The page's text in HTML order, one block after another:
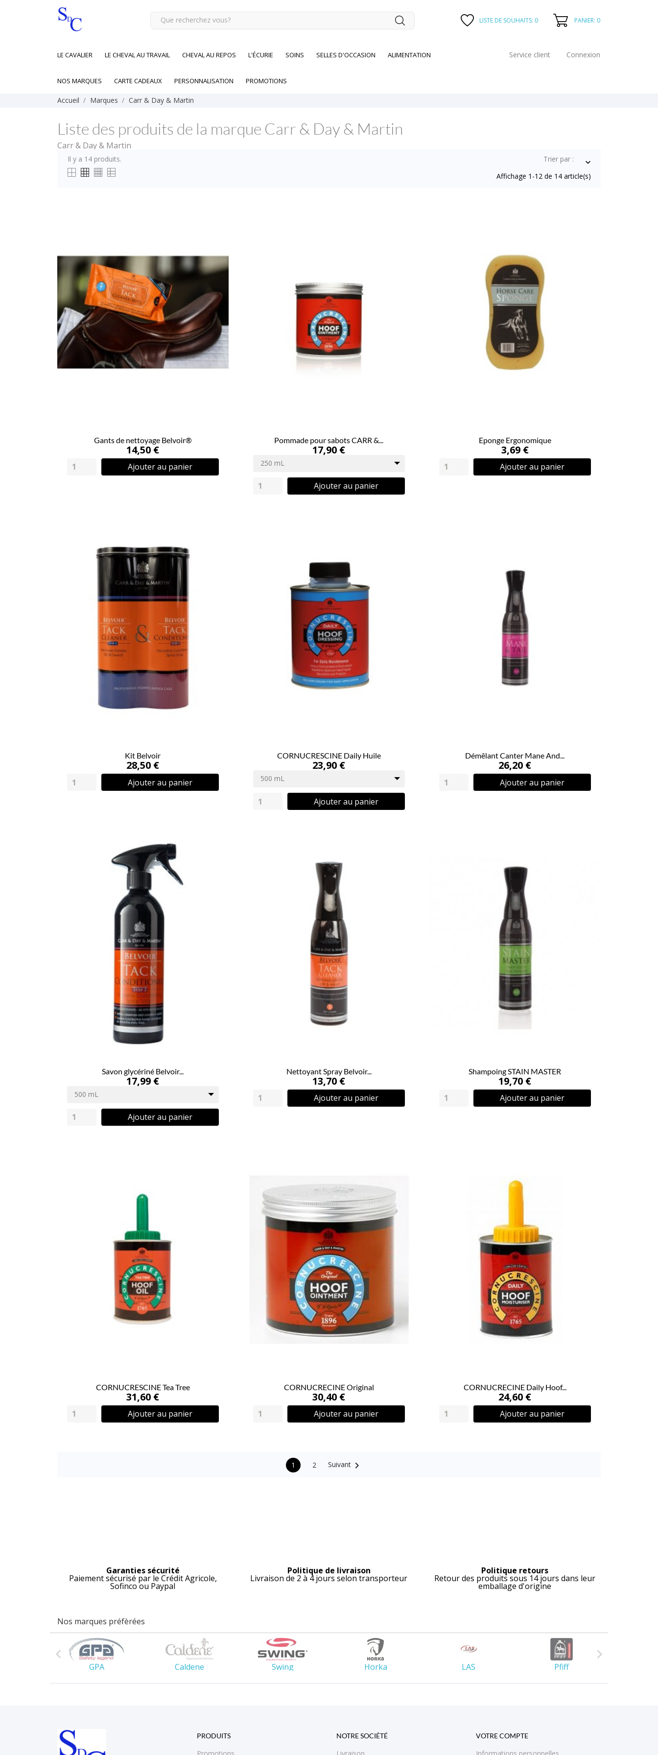
LISTE DE SOUHAITS: 0 PANIER: 0
LE CAVALIER LE CHEVAL AU TRAVAIL CHEVAL AU REPOS L'ÉCURIE SOINS SELLES D'OCCASION ALIMENTATION
NOS MARQUES CARTE CADEAUX PERSONNALISATION PROMOTIONS
Service client Connexion
Accueil Marques Carr & Day & Martin
Liste des produits de la marque Carr & Day & Martin
Carr & Day & Martin
Il y a 14 produits. Trier par : 
Affichage 1-12 de 14 article(s)
Gants de nettoyage Belvoir®
14,50 €
Ajouter au panier
Pommade pour sabots CARR &...
17,90 €
250 mL
Ajouter au panier
Eponge Ergonomique
3,69 €
Ajouter au panier
Kit Belvoir
28,50 €
Ajouter au panier
CORNUCRESCINE Daily Huile
23,90 €
500 mL
Ajouter au panier
Démêlant Canter Mane And...
26,20 €
Ajouter au panier
Savon glycériné Belvoir...
17,99 €
500 mL
Ajouter au panier
Nettoyant Spray Belvoir...
13,70 €
Ajouter au panier
Shampoing STAIN MASTER
19,70 €
Ajouter au panier
CORNUCRESCINE Tea Tree
31,60 €
Ajouter au panier
CORNUCRECINE Original
30,40 €
Ajouter au panier
CORNUCRECINE Daily Hoof...
24,60 €
Ajouter au panier
1 2 Suivant
Garanties sécurité
Paiement sécurisé par le Crédit Agricole,
Sofinco ou Paypal
Politique de livraison
Livraison de 2 à 4 jours selon transporteur
Politique retours
Retour des produits sous 14 jours dans leur
emballage d'origine
Nos marques préfèrées

GPA Caldene Swing Horka LAS Pfiff

PRODUITS NOTRE SOCIÉTÉ VOTRE COMPTE